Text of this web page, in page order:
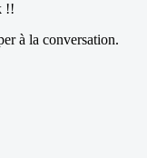
!!
à la conversation.